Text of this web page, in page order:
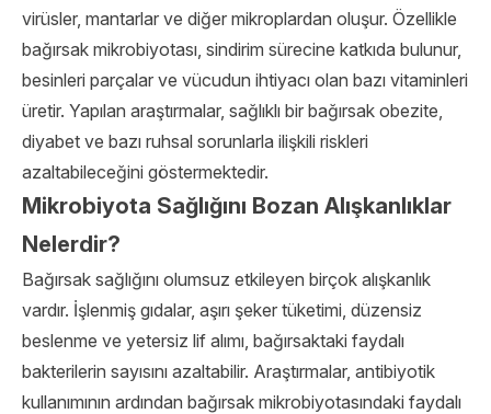
virüsler, mantarlar ve diğer mikroplardan oluşur. Özellikle
bağırsak mikrobiyotası, sindirim sürecine katkıda bulunur,
besinleri parçalar ve vücudun ihtiyacı olan bazı vitaminleri
üretir. Yapılan araştırmalar, sağlıklı bir bağırsak obezite,
diyabet ve bazı ruhsal sorunlarla ilişkili riskleri
azaltabileceğini göstermektedir.
Mikrobiyota Sağlığını Bozan Alışkanlıklar
Nelerdir?
Bağırsak sağlığını olumsuz etkileyen birçok alışkanlık
vardır. İşlenmiş gıdalar, aşırı şeker tüketimi, düzensiz
beslenme ve yetersiz lif alımı, bağırsaktaki faydalı
bakterilerin sayısını azaltabilir. Araştırmalar, antibiyotik
kullanımının ardından bağırsak mikrobiyotasındaki faydalı